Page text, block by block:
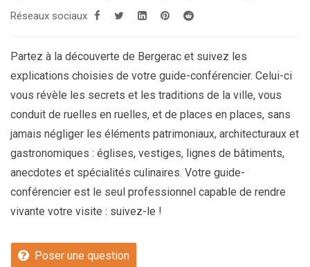
Réseaux sociaux
Partez à la découverte de Bergerac et suivez les
explications choisies de votre guide-conférencier. Celui-ci
vous révèle les secrets et les traditions de la ville, vous
conduit de ruelles en ruelles, et de places en places, sans
jamais négliger les éléments patrimoniaux, architecturaux et
gastronomiques : églises, vestiges, lignes de bâtiments,
anecdotes et spécialités culinaires. Votre guide-
conférencier est le seul professionnel capable de rendre
vivante votre visite : suivez-le !
Poser une question